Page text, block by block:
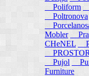
Poliform
Poltronova
Mobler
CHeNEL
Pujol
Furniture